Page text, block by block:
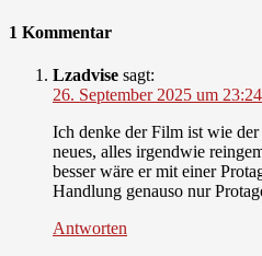
1 Kommentar
Lzadvise sagt:
26. September 2025 um
Ich denke der Film ist wie
neues, alles irgendwie
besser wäre er mit einer
Handlung genauso nur
Antworten